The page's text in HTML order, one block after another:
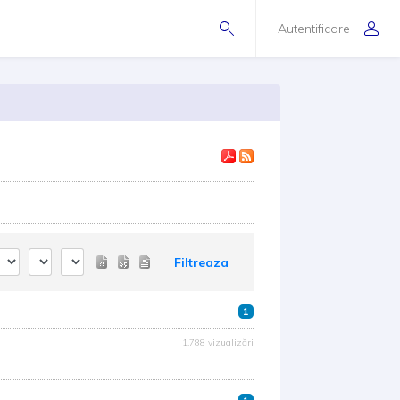
Autentificare
Filtreaza
1
1.788 vizualizări